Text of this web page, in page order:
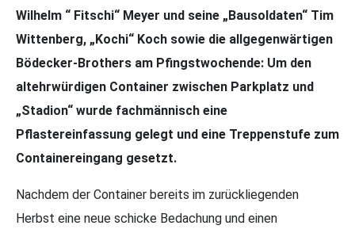
Wilhelm “ Fitschi“ Meyer und seine „Bausoldaten“ Tim
Wittenberg, „Kochi“ Koch sowie die allgegenwärtigen
Bödecker-Brothers am Pfingstwochende: Um den
altehrwürdigen Container zwischen Parkplatz und
„Stadion“ wurde fachmännisch eine
Pflastereinfassung gelegt und eine Treppenstufe zum
Containereingang gesetzt.
Nachdem der Container bereits im zurückliegenden
Herbst eine neue schicke Bedachung und einen